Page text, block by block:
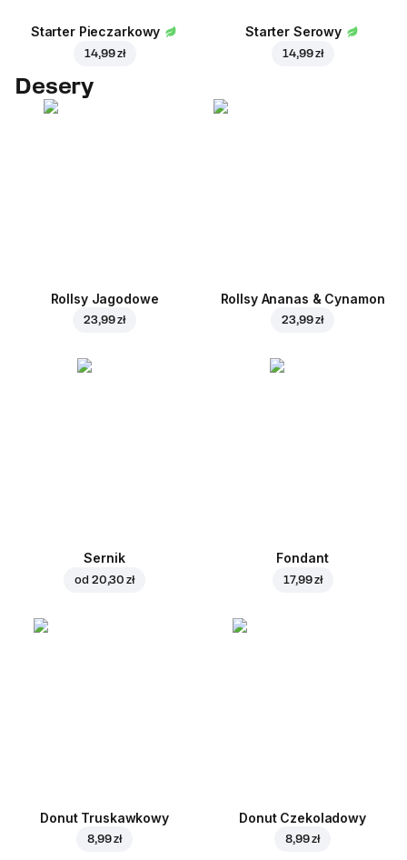
Starter Pieczarkowy
14,99 zł
Starter Serowy
14,99 zł
Desery
Rollsy Jagodowe
23,99 zł
Rollsy Ananas & Cynamon
23,99 zł
Sernik
od 20,30 zł
Fondant
17,99 zł
Donut Truskawkowy
8,99 zł
Donut Czekoladowy
8,99 zł